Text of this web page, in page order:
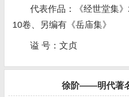
代表作品：《经世堂集》
10卷、另编有《岳庙集》
谥 号：文贞
徐阶——明代著名